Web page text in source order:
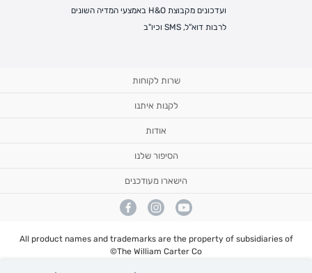
ועדכונים מקבוצת H&O באמצעי המדיה השונים
לרבות דוא"ל, SMS וכיו"ב
שרות לקוחות
מעקב הזמנה
החזרות
שאלות ותשובות
לקנות איתנו
ביגוד ראשוני לתינוק
תשלום באתר עם שוברי קניה/Gift card
אודות
הצהרת נגישות
מדריך מידות נעליים
מאמרים
תקנון אתר
הסיפור שלנו
אודותינו
אתרים בינלאומיים
הסיפור שלנו
הישארו מעודכנים
All product names and trademarks are the property of subsidiaries of
The William Carter Co©